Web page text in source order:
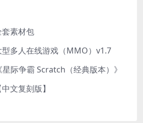
素材包
型多人在线游戏（MMO）v1.7
际争霸 Scratch（经典版本）》
文复刻版】